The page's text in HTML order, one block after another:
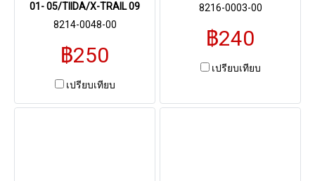
01- 05/TIIDA/X-TRAIL 09
8214-0048-00
฿250
เปรียบเทียบ
8216-0003-00
฿240
เปรียบเทียบ